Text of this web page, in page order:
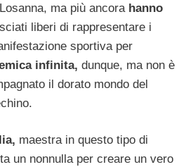
ma più ancora hanno
liberi di rappresentare i
sportiva per
infinita, dunque, ma non è
il dorato mondo del
maestra in questo tipo di
un nonnulla per creare un vero